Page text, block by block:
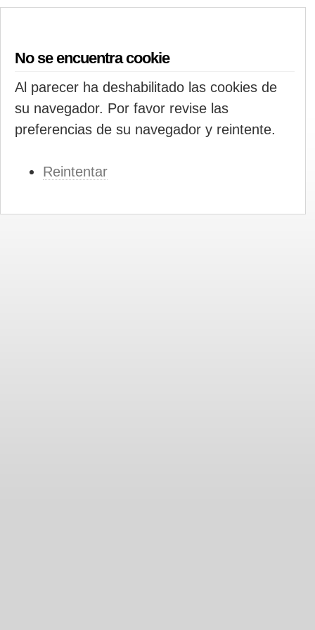
No se encuentra cookie
Al parecer ha deshabilitado las cookies de
su navegador. Por favor revise las
preferencias de su navegador y reintente.
Reintentar